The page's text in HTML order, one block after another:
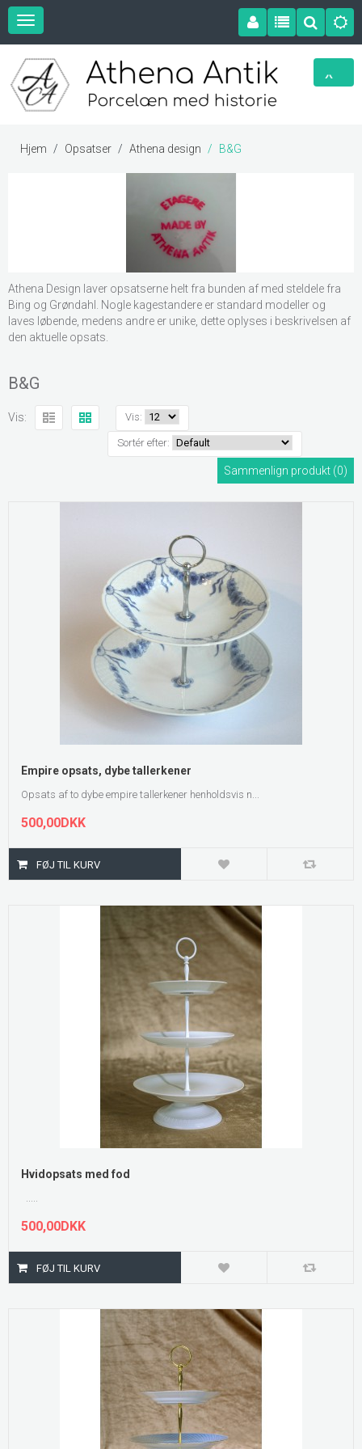
Hjem Opsatser Athena design B&G
Athena Design laver opsatserne helt fra bunden af med steldele fra
Bing og Grøndahl. Nogle kagestandere er standard modeller og
laves løbende, medens andre er unike, dette oplyses i beskrivelsen af
den aktuelle opsats.
B&G
Vis: Vis:
Sortér efter:
Sammenlign produkt (0)
Empire opsats, dybe tallerkener
Opsats af to dybe empire tallerkener henholdsvis n...
500,00DKK
Hvidopsats med fod
500,00DKK